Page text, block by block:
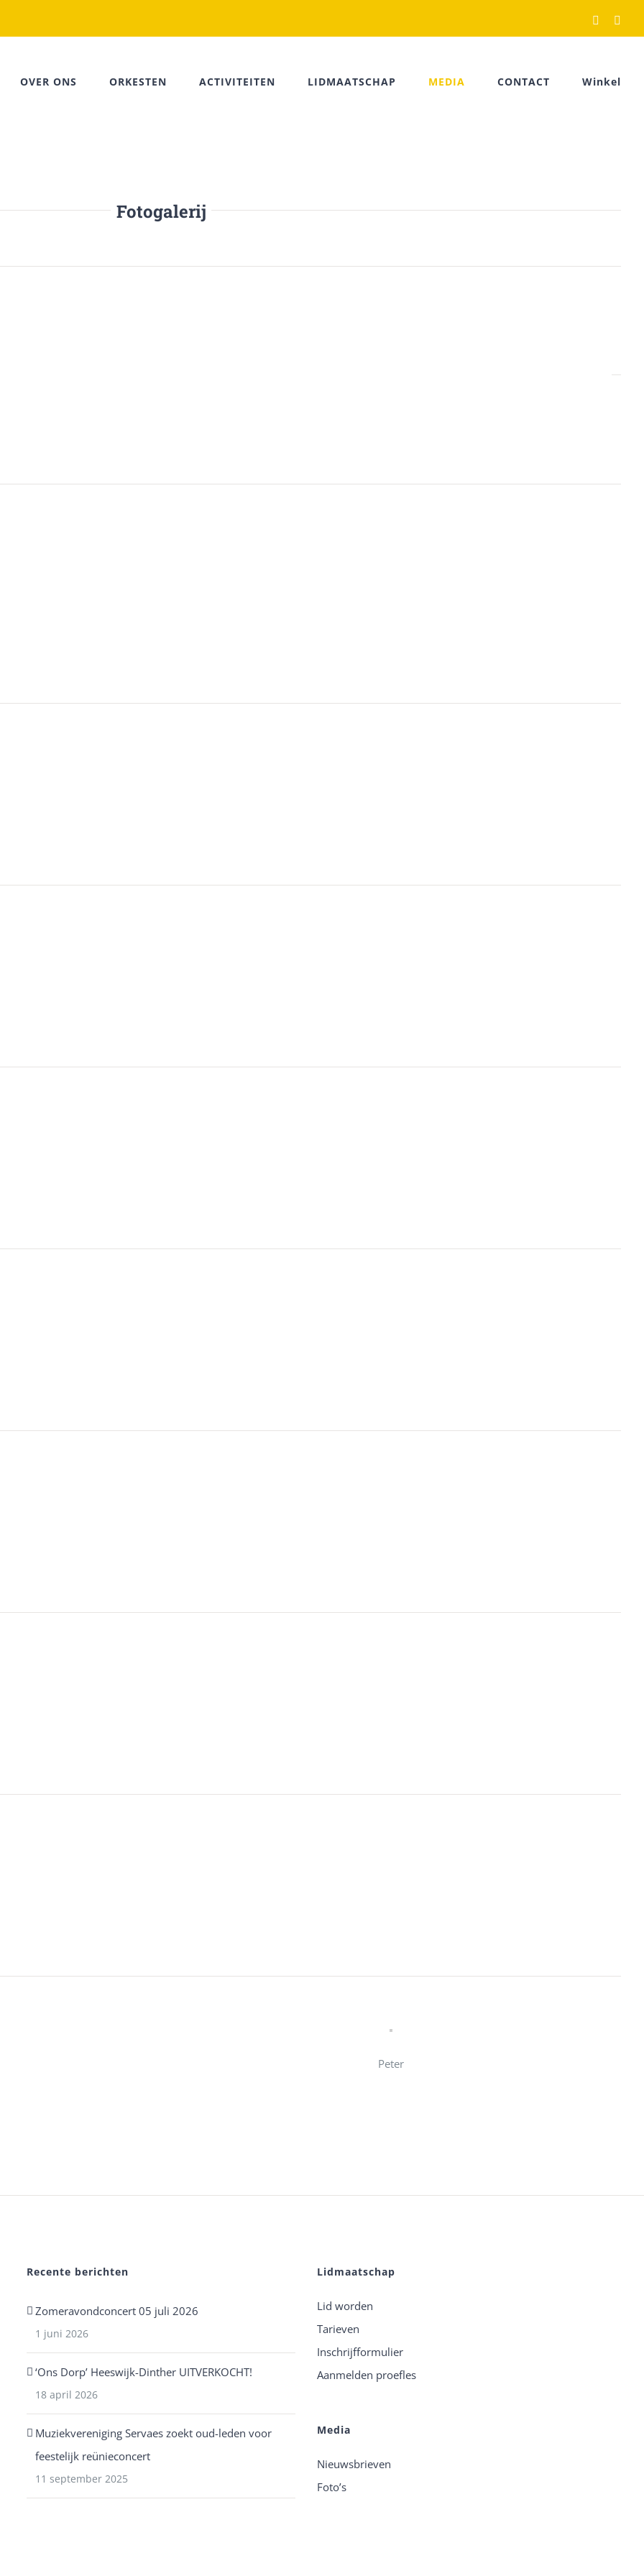
Facebook
OVER ONS ORKESTEN ACTIVITEITEN LIDMAATSCHAP MEDIA CONTACT Winkel
Fotogalerij
Peter
Recente berichten
Zomeravondconcert 05 juli 2026
1 juni 2026
‘Ons Dorp’ Heeswijk-Dinther UITVERKOCHT!
18 april 2026
Muziekvereniging Servaes zoekt oud-leden voor
feestelijk reünieconcert
11 september 2025
Lidmaatschap
Lid worden
Tarieven
Inschrijfformulier
Aanmelden proefles
Media
Nieuwsbrieven
Foto’s